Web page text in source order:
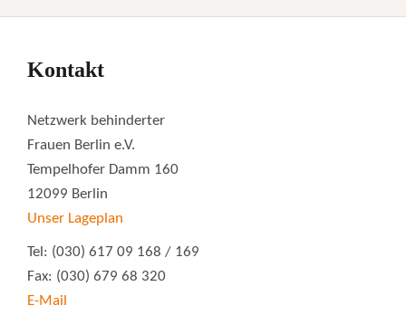
Kontakt
Netzwerk behinderter
Frauen Berlin e.V.
Tempelhofer Damm 160
12099 Berlin
Unser Lageplan
Tel: (030) 617 09 168 / 169
Fax: (030) 679 68 320
E-Mail